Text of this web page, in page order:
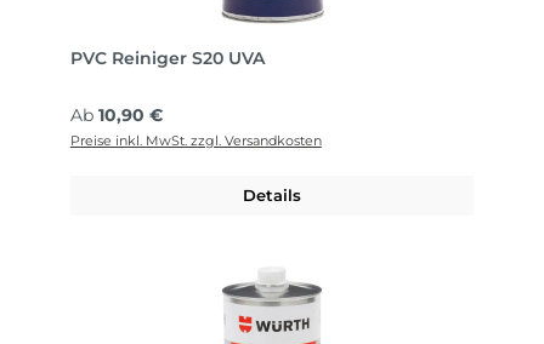
PVC Reiniger S20 UVA
Regulärer Preis:
Ab 10,90 €
Preise inkl. MwSt. zzgl. Versandkosten
Details